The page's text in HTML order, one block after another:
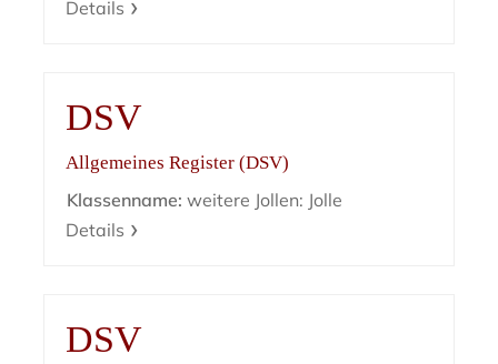
Details
DSV
Allgemeines Register (DSV)
Klassenname: weitere Jollen: Jolle
Details
DSV